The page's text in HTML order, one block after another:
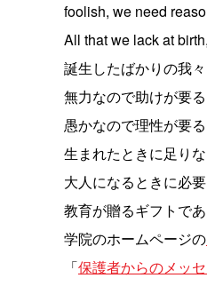
foolish, we need
All that we lack at
誕生したばかりの我
無力なので助けが要る
愚かなので理性が要る
生まれたときに足りな
大人になるときに必要
教育が贈るギフトであ
学院のホームページの
「保護者からのメッ